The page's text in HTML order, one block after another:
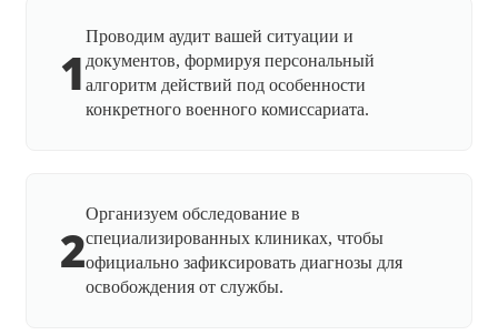
1
Проводим аудит вашей ситуации и
документов, формируя персональный
алгоритм действий под особенности
конкретного военного комиссариата.
2
Организуем обследование в
специализированных клиниках, чтобы
официально зафиксировать диагнозы для
освобождения от службы.